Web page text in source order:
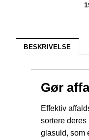
BESKRIVELSE
Gør
Effektiv
sortere
glasuld, som